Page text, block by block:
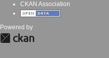
CKAN Association
Powered by